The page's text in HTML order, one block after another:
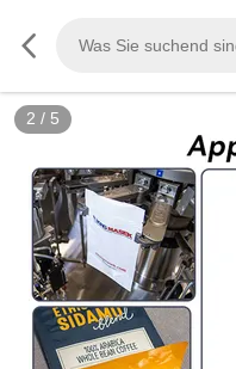
2 / 5